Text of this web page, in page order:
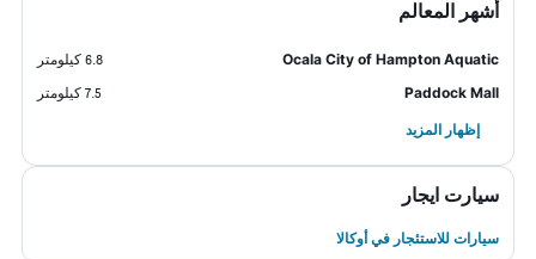
أشهر المعالم
Ocala City of Hampton Aquatic
6.8 كيلومتر
Paddock Mall
7.5 كيلومتر
إظهار المزيد
سيارت ايجار
سيارات للاستئجار في أوكالا